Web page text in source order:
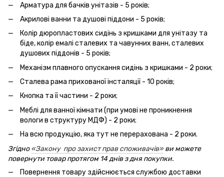
Арматура для бачків унітазів - 5 років;
Акрилові ванни та душові піддони - 5 років;
Колір дюропластових сидінь з кришками для унітазу та
біде, колір емалі сталевих та чавунних ванн, сталевих
душових піддонів - 5 років;
Механізм плавного опускання сидінь з кришками - 2 роки;
Сталева рама прихованої інсталяції - 10 років;
Кнопка та її частини - 2 роки;
Меблі для ванної кімнати (при умові не проникнення
вологи в структуру МДФ) - 2 роки;
На всю продукцію, яка тут не перерахована - 2 роки.
Згідно«Закону про захист прав споживачів» ви можете
повернути товар протягом 14 днів з дня покупки.
Повернення товару здійснюється службою доставки